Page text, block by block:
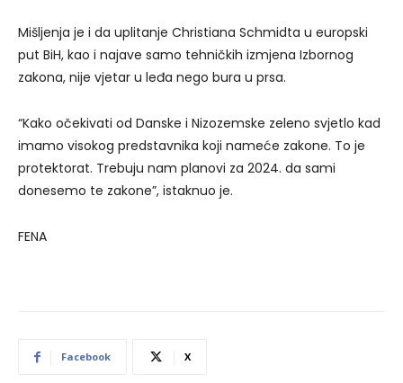
Mišljenja je i da uplitanje Christiana Schmidta u europski
put BiH, kao i najave samo tehničkih izmjena Izbornog
zakona, nije vjetar u leđa nego bura u prsa.
“Kako očekivati od Danske i Nizozemske zeleno svjetlo kad
imamo visokog predstavnika koji nameće zakone. To je
protektorat. Trebuju nam planovi za 2024. da sami
donesemo te zakone”, istaknuo je.
FENA
Facebook X